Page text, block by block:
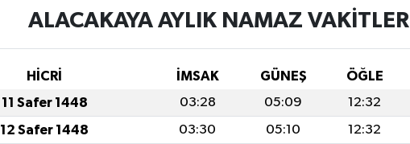
ALACAKAYA AYLIK NAMAZ VAKITLERI
HİCRİ İMSAK GÜNEŞ ÖĞLE
11 Safer 1448 03:28 05:09 12:32
12 Safer 1448 03:30 05:10 12:32